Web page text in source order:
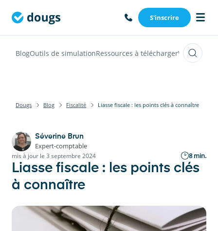
S'inscrire
BlogOutils de simulationRessources à téléchargerWebinars
Dougs Blog Fiscalité Liasse fiscale : les points clés à connaître
Séverine Brun
Expert-comptable
mis à jour le 3 septembre 2024 8 min.
Liasse fiscale : les points clés
à connaître